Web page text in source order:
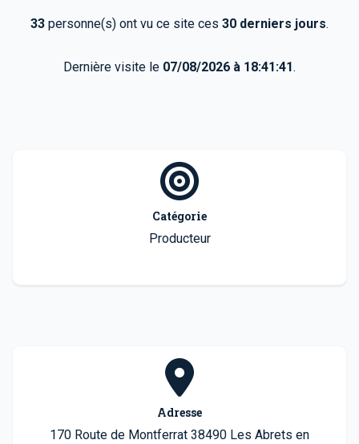
33 personne(s) ont vu ce site ces 30 derniers jours.
Dernière visite le 07/08/2026 à 18:41:41.
Catégorie
Producteur
Adresse
170 Route de Montferrat 38490 Les Abrets en